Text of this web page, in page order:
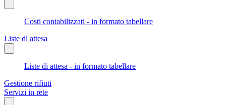
Costi contabilizzati - in formato tabellare
Liste di attesa
Liste di attesa - in formato tabellare
Gestione rifiuti
Servizi in rete